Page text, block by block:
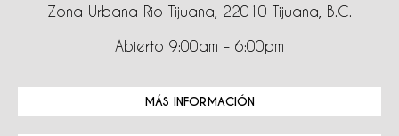
Zona Urbana Rio Tijuana, 22010 Tijuana, B.C.
Abierto 9:00am – 6:00pm
MÁS INFORMACIÓN